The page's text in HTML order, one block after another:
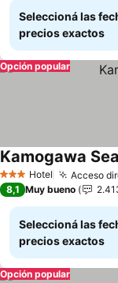
Seleccioná las
precios exactos
Opción popular
3 Estrellas
Hotel Acceso
Kamogawa
8,1 Muy bueno
Seleccioná las
precios exactos
Opción popular